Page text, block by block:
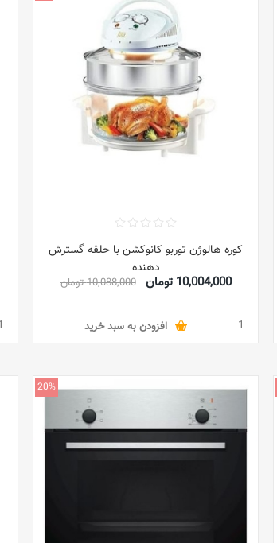
کوره هالوژن توربو کانوکشن با حلقه گسترش
دهنده
10,004,000 تومان 10,088,000 تومان
افزودن به سبد خرید
20%